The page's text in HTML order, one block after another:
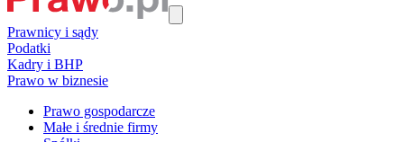
Prawnicy i sądy
Podatki
Kadry i BHP
Prawo w biznesie
Prawo gospodarcze
Małe i średnie firmy